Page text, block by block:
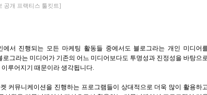
공개 프랙티스 툴킷트]
에서 진행되는 모든 마케팅 활동들 중에서도 블로그라는 개인 미디어
그라는 미디어가 기존의 어느 미디어보다도 투명성과 진정성을 바탕으
루어지기 때문이라 생각됩니다.
커뮤니케이션을 진행하는 프로그램들이 상대적으로 더욱 많이 활용하